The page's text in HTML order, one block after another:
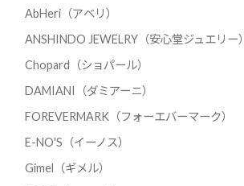
AbHeri（アベリ）
ANSHINDO JEWELRY（安心堂ジュエリー）
Chopard（ショパール）
DAMIANI（ダミアーニ）
FOREVERMARK（フォーエバーマーク）
E-NO'S（イーノス）
Gimel（ギメル）